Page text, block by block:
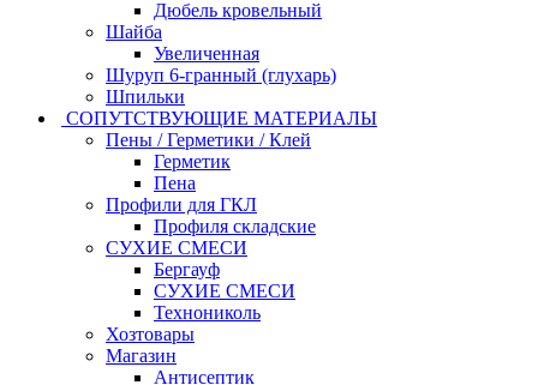
Дюбель кровельный
Шайба
Увеличенная
Шуруп 6-гранный (глухарь)
Шпильки
СОПУТСТВУЮЩИЕ МАТЕРИАЛЫ
Пены / Герметики / Клей
Герметик
Пена
Профили для ГКЛ
Профиля складские
СУХИЕ СМЕСИ
Бергауф
СУХИЕ СМЕСИ
Технониколь
Хозтовары
Магазин
Антисептик